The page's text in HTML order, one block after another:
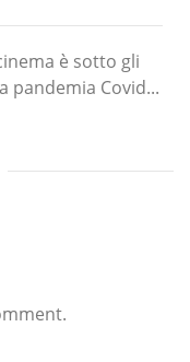
è sotto gli
pandemia Covid...